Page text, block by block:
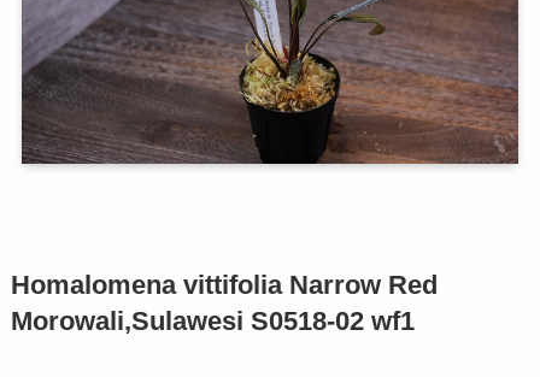
Homalomena vittifolia Narrow Red
Morowali,Sulawesi S0518-02 wf1